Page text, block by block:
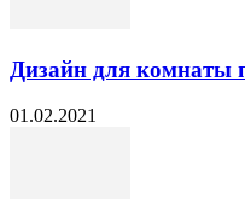
Дизайн для комнаты
01.02.2021